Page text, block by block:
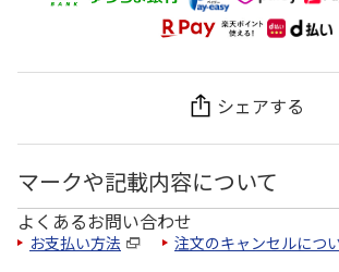
シェアする
マークや記載内容について
よくあるお問い合わせ
お支払い方法 注文のキャンセルにつ